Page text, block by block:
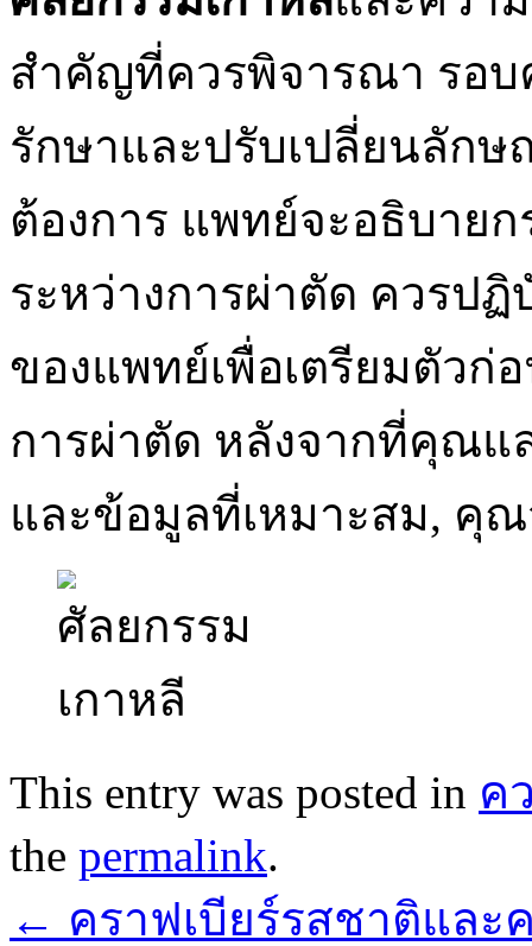
สำคัญที่ควรพิจารณา รอ
รักษาและปรับเปลี่ยนลัก
ต้องการ แพทย์จะอธิบาย
ระหว่างการผ่าตัด ควรป
ของแพทย์เพื่อเตรียมตัวก่
การผ่าตัด หลังจากที่คุณ
และข้อมูลที่เหมาะสม, คุ
This entry was posted in ค
the permalink.
← คราฟเบียร์รสชาติแล